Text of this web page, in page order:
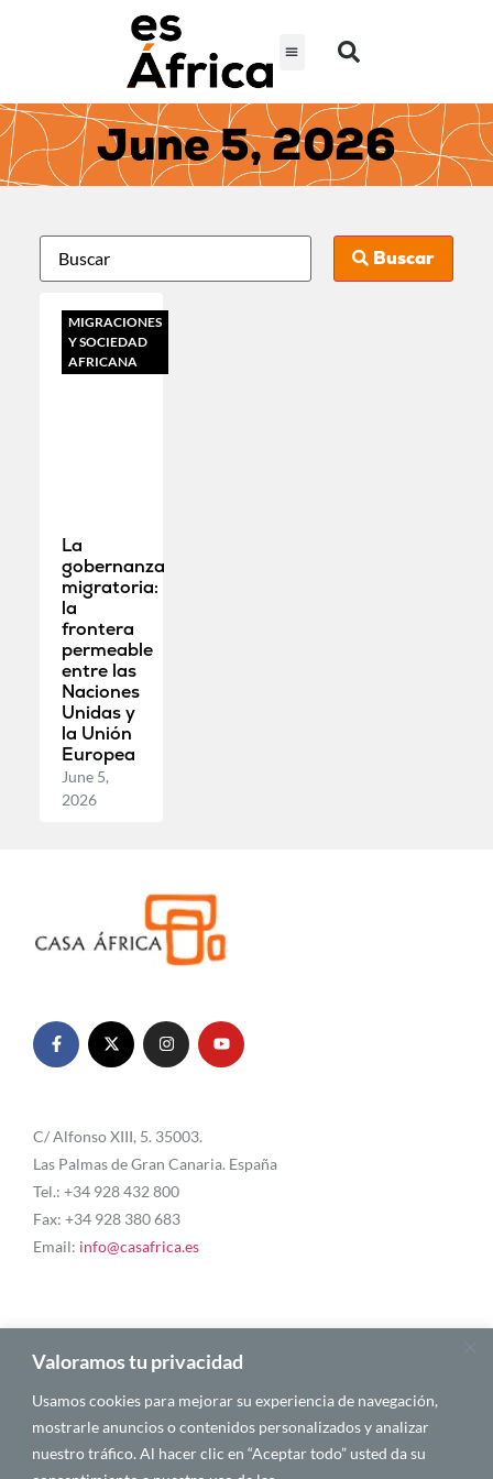
Valoramos tu privacidad
Usamos cookies para mejorar su experiencia de navegación,
mostrarle anuncios o contenidos personalizados y analizar
nuestro tráfico. Al hacer clic en “Aceptar todo” usted da su
June 5, 2026
Buscar
MIGRACIONES
Y SOCIEDAD
AFRICANA
La
gobernanza
migratoria:
la
frontera
permeable
entre las
Naciones
Unidas y
la Unión
Europea
June 5,
2026
C/ Alfonso XIII, 5. 35003.
Las Palmas de Gran Canaria. España
Tel.: +34 928 432 800
Fax: +34 928 380 683
Email: info@casafrica.es
Blog
About Us
Personalities